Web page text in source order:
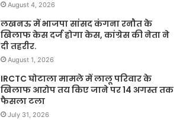
August 4, 2026
लखनऊ में भाजपा सांसद कंगना रनौत के
खिलाफ केस दर्ज होगा केस, कांग्रेस की नेता ने
दी तहरीर.
August 1, 2026
IRCTC घोटाला मामले में लालू परिवार के
खिलाफ आरोप तय किए जाने पर 14 अगस्त तक
फैसला टला
July 31, 2026